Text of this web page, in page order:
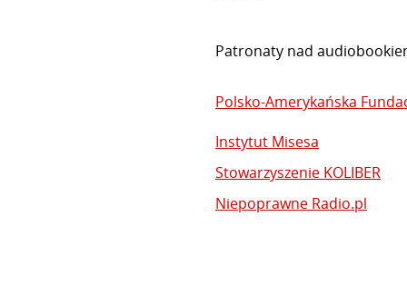
Patronaty nad
Polsko-Amerykańska
Instytut Misesa
Stowarzyszenie KOLIBER
Niepoprawne Radio.pl